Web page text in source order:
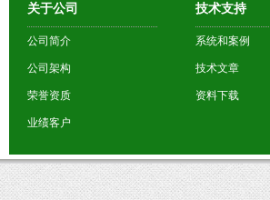
关于公司
公司简介
公司架构
荣誉资质
业绩客户
技术支持
系统和案例
技术文章
资料下载